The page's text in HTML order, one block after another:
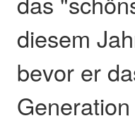
diesem
bevor er